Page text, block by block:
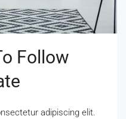
Follow
adipiscing elit.